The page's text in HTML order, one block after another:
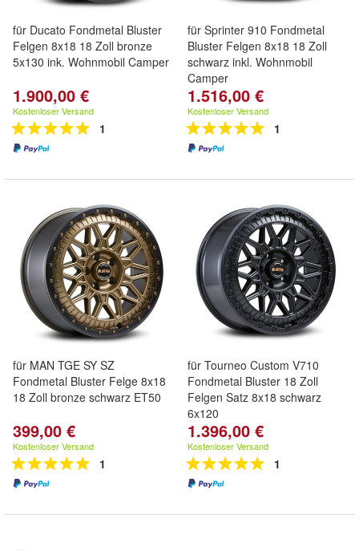
für Ducato Fondmetal Bluster
Felgen 8x18 18 Zoll bronze
5x130 ink. Wohnmobil Camper
1.900,00 €
Kostenloser Versand
1
für Sprinter 910 Fondmetal
Bluster Felgen 8x18 18 Zoll
schwarz inkl. Wohnmobil
Camper
1.516,00 €
Kostenloser Versand
1
für MAN TGE SY SZ
Fondmetal Bluster Felge 8x18
18 Zoll bronze schwarz ET50
399,00 €
Kostenloser Versand
1
für Tourneo Custom V710
Fondmetal Bluster 18 Zoll
Felgen Satz 8x18 schwarz
6x120
1.396,00 €
Kostenloser Versand
1